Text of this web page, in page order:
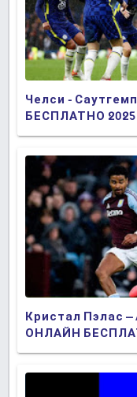
Челси -
БЕСПЛАТНО
Кристал Пэлас
ОНЛАЙН
ТРАНСЛЯЦИЯ)